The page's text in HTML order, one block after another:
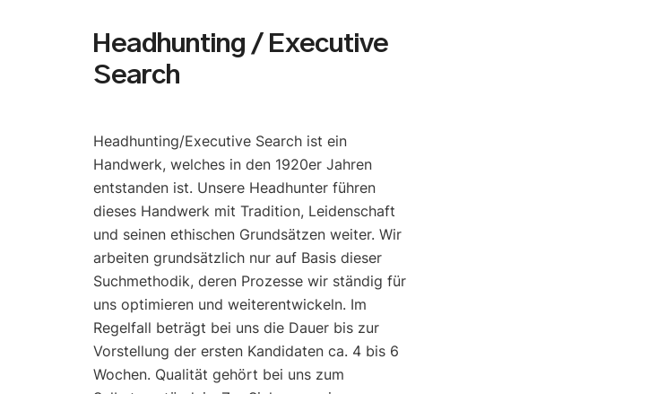
Headhunting / Executive
Search
Headhunting/Executive Search ist ein
Handwerk, welches in den 1920er Jahren
entstanden ist. Unsere Headhunter führen
dieses Handwerk mit Tradition, Leidenschaft
und seinen ethischen Grundsätzen weiter. Wir
arbeiten grundsätzlich nur auf Basis dieser
Suchmethodik, deren Prozesse wir ständig für
uns optimieren und weiterentwickeln. Im
Regelfall beträgt bei uns die Dauer bis zur
Vorstellung der ersten Kandidaten ca. 4 bis 6
Wochen. Qualität gehört bei uns zum